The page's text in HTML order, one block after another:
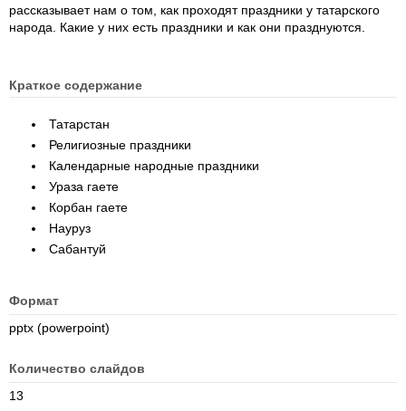
рассказывает нам о том, как проходят праздники у татарского
народа. Какие у них есть праздники и как они празднуются.
Краткое содержание
Татарстан
Религиозные праздники
Календарные народные праздники
Ураза гаете
Корбан гаете
Науруз
Сабантуй
Формат
pptx (powerpoint)
Количество слайдов
13